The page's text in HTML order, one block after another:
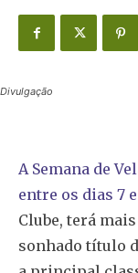
Divulgação
A Semana de
entre os dias 7
Clube, terá
sonhado título